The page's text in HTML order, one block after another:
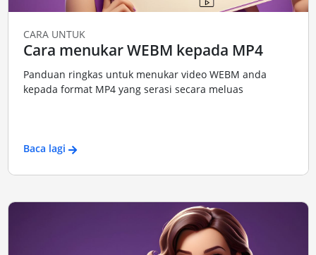
CARA UNTUK
Cara menukar WEBM kepada MP4
Panduan ringkas untuk menukar video WEBM anda
kepada format MP4 yang serasi secara meluas
Baca lagi